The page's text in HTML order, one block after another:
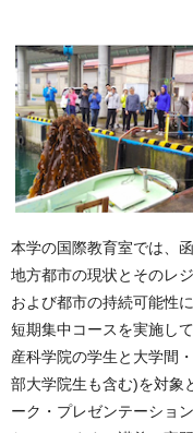
本学の国際教育室では、
地方都市の現状とそのレ
および都市の持続可能性
短期集中コースを実施し
産科学院の学生と大学間
部大学院生も含む)を対象
ーク・プレゼンテーショ